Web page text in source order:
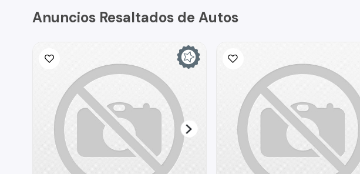
Anuncios Resaltados de Autos